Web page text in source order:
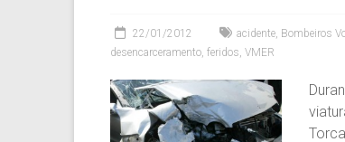
22/01/2012 acidente, Bombeiros
desencarceramento, feridos, VMER